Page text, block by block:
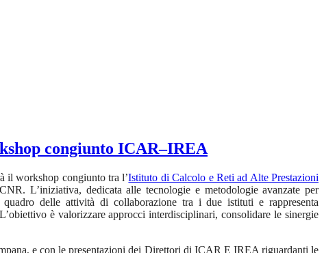
congiunto ICAR–IREA
il workshop congiunto tra l’Istituto di Calcolo e Reti ad Alte Prestazioni
L’iniziativa, dedicata alle tecnologie e metodologie avanzate per
delle attività di collaborazione tra i due istituti e rappresenta
è valorizzare approcci interdisciplinari, consolidare le sinergie
e con le presentazioni dei Direttori di ICAR E IREA riguardanti le